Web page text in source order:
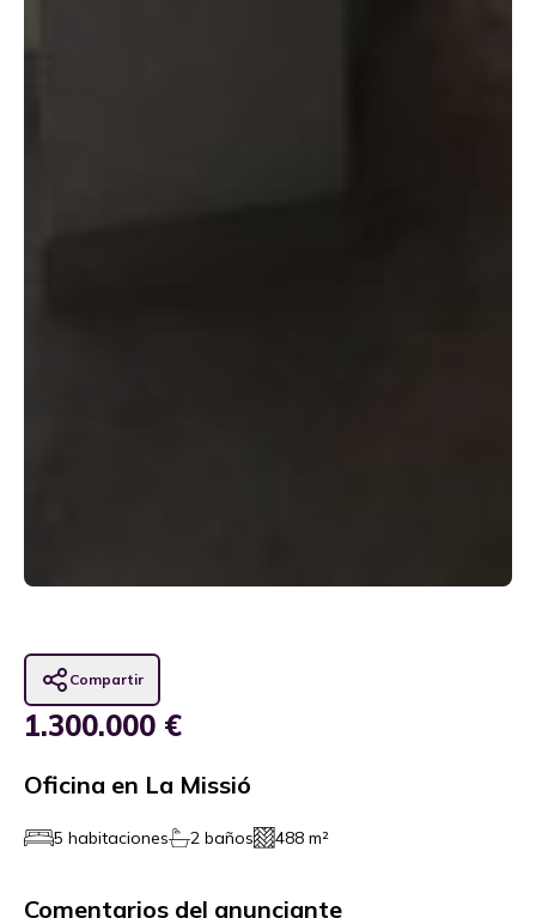
1.300.000 €
Oficina en La Missió
5 habitaciones 2 baños 488 m²
Compartir
Comentarios del anunciante